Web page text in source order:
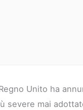
Unito ha
severe mai